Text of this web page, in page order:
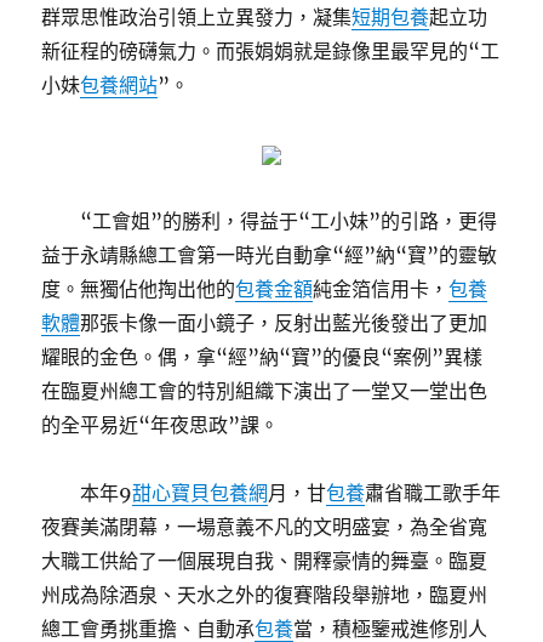
群眾思惟政治引領上立異發力，凝集短期包養起立功
新征程的磅礴氣力。而張娟娟就是錄像里最罕見的“工
小妹包養網站”。
“工會姐”的勝利，得益于“工小妹”的引路，更得
益于永靖縣總工會第一時光自動拿“經”納“寶”的靈敏
度。無獨佔他掏出他的包養金額純金箔信用卡，包養
軟體那張卡像一面小鏡子，反射出藍光後發出了更加
耀眼的金色。偶，拿“經”納“寶”的優良“案例”異樣
在臨夏州總工會的特別組織下演出了一堂又一堂出色
的全平易近“年夜思政”課。
本年9甜心寶貝包養網月，甘包養肅省職工歌手年
夜賽美滿閉幕，一場意義不凡的文明盛宴，為全省寬
大職工供給了一個展現自我、開釋豪情的舞臺。臨夏
州成為除酒泉、天水之外的復賽階段舉辦地，臨夏州
總工會勇挑重擔、自動承包養當，積極鑒戒進修別人